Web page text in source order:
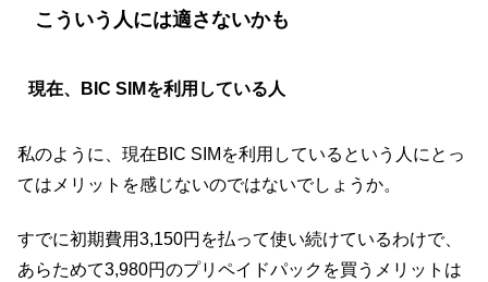
こういう人には適さないかも
現在、BIC SIMを利用している人
私のように、現在BIC SIMを利用しているという人にとっ
てはメリットを感じないのではないでしょうか。
すでに初期費用3,150円を払って使い続けているわけで、
あらためて3,980円のプリペイドパックを買うメリットは